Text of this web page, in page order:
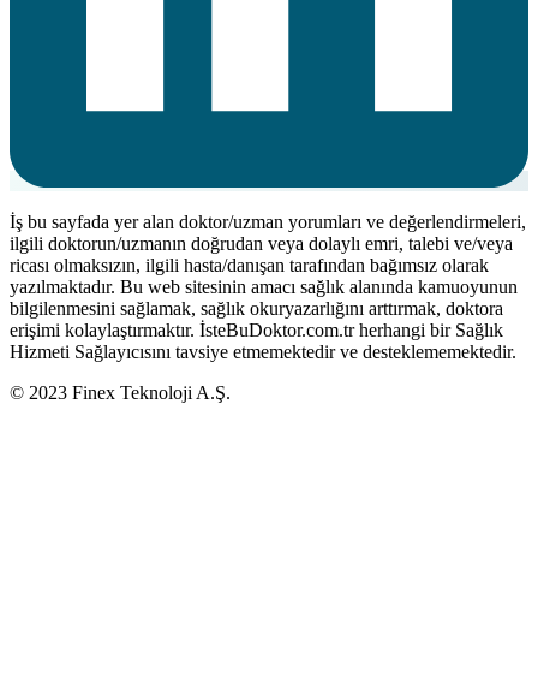
İş bu sayfada yer alan doktor/uzman yorumları ve değerlendirmeleri,
ilgili doktorun/uzmanın doğrudan veya dolaylı emri, talebi ve/veya
ricası olmaksızın, ilgili hasta/danışan tarafından bağımsız olarak
yazılmaktadır. Bu web sitesinin amacı sağlık alanında kamuoyunun
bilgilenmesini sağlamak, sağlık okuryazarlığını arttırmak, doktora
erişimi kolaylaştırmaktır. İsteBuDoktor.com.tr herhangi bir Sağlık
Hizmeti Sağlayıcısını tavsiye etmemektedir ve desteklememektedir.
© 2023 Finex Teknoloji A.Ş.